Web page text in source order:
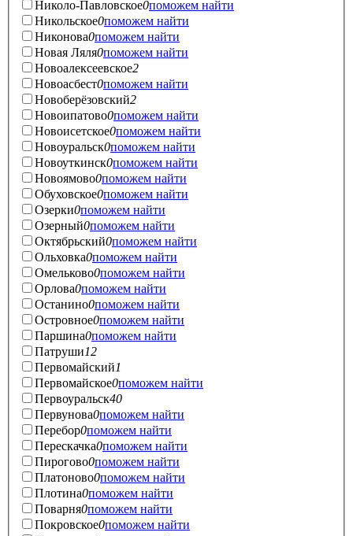
Николо-Павловское0поможем найти
Никольское0поможем найти
Никонова0поможем найти
Новая Ляля0поможем найти
Новоалексеевское2
Новоасбест0поможем найти
Новоберёзовский2
Новоипатово0поможем найти
Новоисетское0поможем найти
Новоуральск0поможем найти
Новоуткинск0поможем найти
Новоямово0поможем найти
Обуховское0поможем найти
Озерки0поможем найти
Озерный0поможем найти
Октябрьский0поможем найти
Ольховка0поможем найти
Омельково0поможем найти
Орлова0поможем найти
Останино0поможем найти
Островное0поможем найти
Паршина0поможем найти
Патруши12
Первомайский1
Первомайское0поможем найти
Первоуральск40
Первунова0поможем найти
Перебор0поможем найти
Перескачка0поможем найти
Пирогово0поможем найти
Платоново0поможем найти
Плотина0поможем найти
Поварня0поможем найти
Покровское0поможем найти